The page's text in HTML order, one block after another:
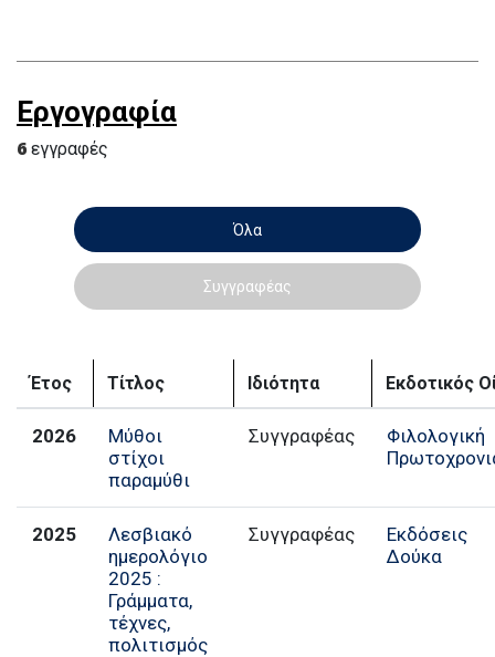
Εργογραφία
6 εγγραφές
Όλα
Συγγραφέας
Έτος Τίτλος Ιδιότητα Εκδοτικός
2026
Μύθοι
στίχοι
παραμύθι
Συγγραφέας
Φιλολογική
2025
Λεσβιακό
ημερολόγιο
2025 :
Γράμματα,
τέχνες,
πολιτισμός
Συγγραφέας
Εκδόσεις
Δούκα